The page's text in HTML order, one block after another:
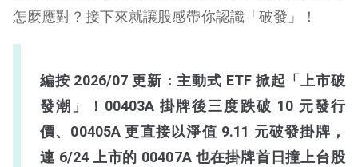
怎麼應對？接下來就讓股感帶你認識「破發」！
編按 2026/07 更新：主動式 ETF 掀起「上市破
發潮」！00403A 掛牌後三度跌破 10 元發行
價、00405A 更直接以淨值 9.11 元破發掛牌，
連 6/24 上市的 00407A 也在掛牌首日撞上台股